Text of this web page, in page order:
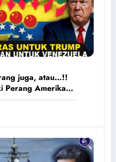
juga, atau…!!
Perang Amerika